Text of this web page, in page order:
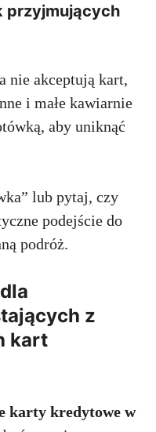
przyjmujących
nie akceptują kart,
i małe kawiarnie
aby uniknąć
lub pytaj, czy
podejście do
podróż.
z
kart
karty kredytowe w